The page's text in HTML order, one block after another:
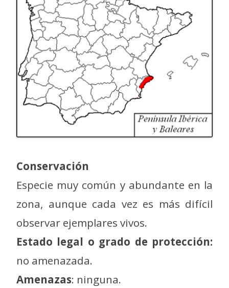
Conservación
Especie muy común y abundante en la
zona, aunque cada vez es más difícil
observar ejemplares vivos.
Estado legal o grado de protección:
no amenazada.
Amenazas: ninguna.